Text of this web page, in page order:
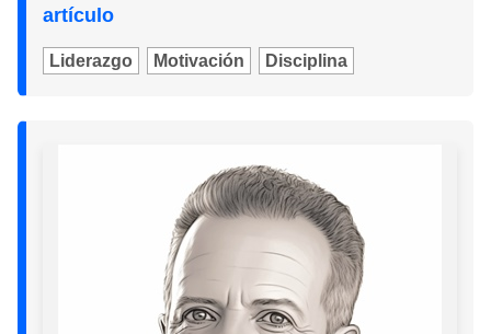
artículo
Liderazgo Motivación Disciplina